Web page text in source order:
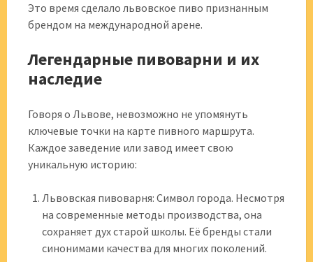
Это время сделало львовское пиво признанным
брендом на международной арене.
Легендарные пивоварни и их
наследие
Говоря о Львове, невозможно не упомянуть
ключевые точки на карте пивного маршрута.
Каждое заведение или завод имеет свою
уникальную историю:
Львовская пивоварня: Символ города. Несмотря
на современные методы производства, она
сохраняет дух старой школы. Её бренды стали
синонимами качества для многих поколений.